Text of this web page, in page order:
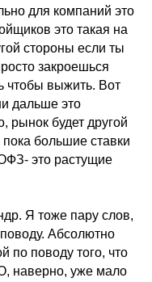
для компаний это
это такая на
стороны если ты
закроешься
чтобы выжить. Вот
дальше это
рынок будет другой
большие ставки
это растущие
Я тоже пару слов,
Абсолютно
по поводу того, что
наверно, уже мало